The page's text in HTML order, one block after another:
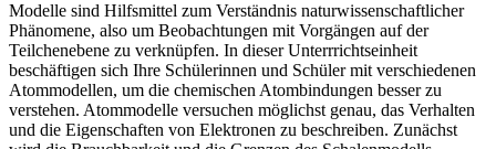
Modelle sind Hilfsmittel zum Verständnis naturwissenschaftlicher
Phänomene, also um Beobachtungen mit Vorgängen auf der
Teilchenebene zu verknüpfen. In dieser Unterrrichtseinheit
beschäftigen sich Ihre Schülerinnen und Schüler mit verschiedenen
Atommodellen, um die chemischen Atombindungen besser zu
verstehen. Atommodelle versuchen möglichst genau, das Verhalten
und die Eigenschaften von Elektronen zu beschreiben. Zunächst